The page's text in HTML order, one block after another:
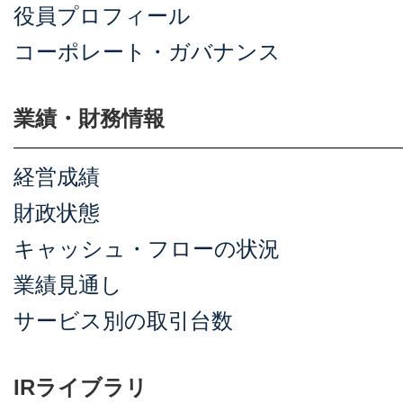
役員プロフィール
コーポレート・ガバナンス
業績・財務情報
経営成績
財政状態
キャッシュ・フローの状況
業績見通し
サービス別の取引台数
IRライブラリ